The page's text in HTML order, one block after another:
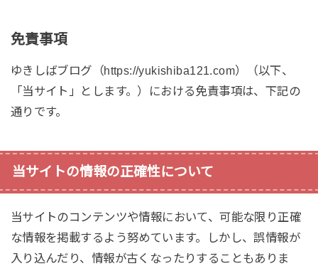
免責事項
ゆきしばブログ（https://yukishiba121.com）（以下、
「当サイト」とします。）における免責事項は、下記の
通りです。
当サイトの情報の正確性について
当サイトのコンテンツや情報において、可能な限り正確
な情報を掲載するよう努めています。しかし、誤情報が
入り込んだり、情報が古くなったりすることもありま